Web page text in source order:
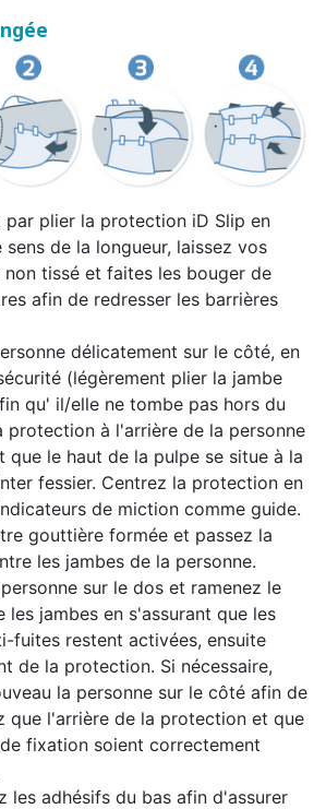
par plier la protection iD Slip en
sens de la longueur, laissez vos
tissé et faites les bouger de
afin de redresser les barrières
délicatement sur le côté, en
(légèrement plier la jambe
qu' il/elle ne tombe pas hors du
protection à l'arrière de la personne
que le haut de la pulpe se situe à la
fessier. Centrez la protection en
de miction comme guide.
gouttière formée et passez la
les jambes de la personne.
sur le dos et ramenez le
les jambes en s'assurant que les
fuites restent activées, ensuite
de la protection. Si nécessaire,
la personne sur le côté afin de
que l'arrière de la protection et que
fixation soient correctement
les adhésifs du bas afin d'assurer